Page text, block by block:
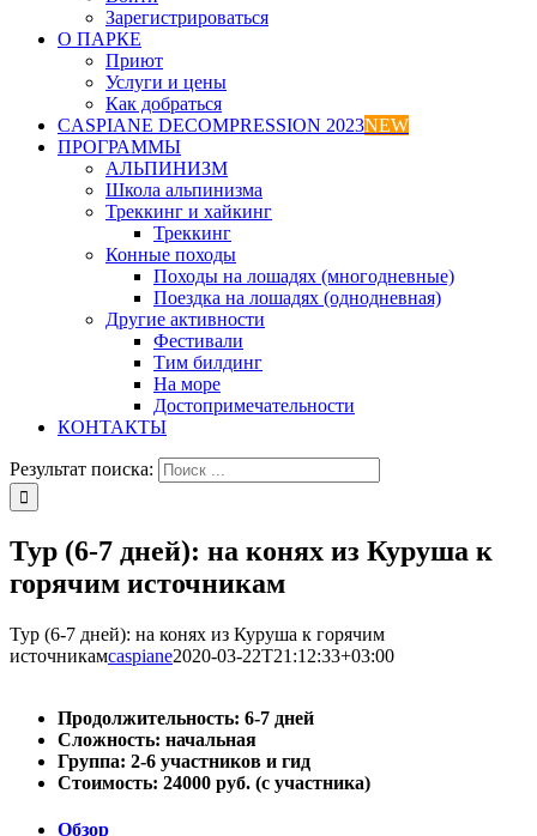
Зарегистрироваться
О ПАРКЕ
Приют
Услуги и цены
Как добраться
CASPIANE DECOMPRESSION 2023NEW
ПРОГРАММЫ
АЛЬПИНИЗМ
Школа альпинизма
Треккинг и хайкинг
Треккинг
Конные походы
Походы на лошадях (многодневные)
Поездка на лошадях (однодневная)
Другие активности
Фестивали
Тим билдинг
На море
Достопримечательности
КОНТАКТЫ
Результат поиска:
Тур (6-7 дней): на конях из Куруша к
горячим источникам
Тур (6-7 дней): на конях из Куруша к горячим
источникамcaspiane2020-03-22T21:12:33+03:00
Продолжительность: 6-7 дней
Сложность: начальная
Группа: 2-6 участников и гид
Стоимость: 24000 руб. (с участника)
Обзор